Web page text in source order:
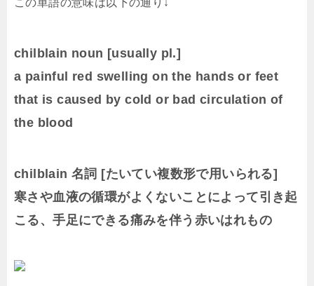
この単語の意味は以下の通り↓
chilblain noun [usually pl.]
a painful red swelling on the hands or feet
that is caused by cold or bad circulation of
the blood
chilblain 名詞 [たいてい複数形で用いられる]
寒さや血液の循環がよくないことによって引き起
こる、手足にできる痛みを伴う赤いはれもの